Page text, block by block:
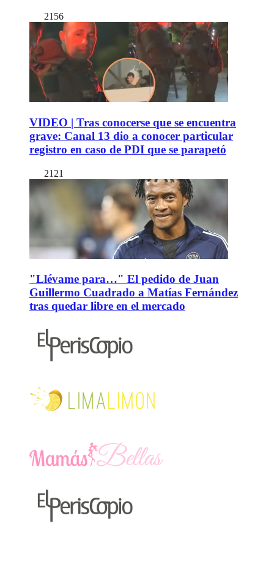
2156
VIDEO | Tras conocerse que se encuentra
grave: Canal 13 dio a conocer particular
registro en caso de PDI que se parapetó
2121
"Llévame para…" El pedido de Juan
Guillermo Cuadrado a Matías Fernández
tras quedar libre en el mercado